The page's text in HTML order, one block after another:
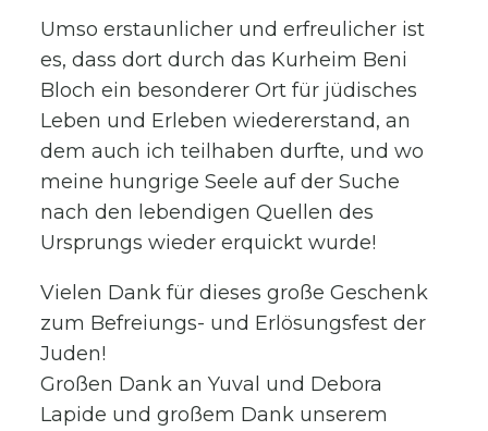
Umso erstaunlicher und erfreulicher ist
es, dass dort durch das Kurheim Beni
Bloch ein besonderer Ort für jüdisches
Leben und Erleben wiedererstand, an
dem auch ich teilhaben durfte, und wo
meine hungrige Seele auf der Suche
nach den lebendigen Quellen des
Ursprungs wieder erquickt wurde!
Vielen Dank für dieses große Geschenk
zum Befreiungs- und Erlösungsfest der
Juden!
Großen Dank an Yuval und Debora
Lapide und großem Dank unserem